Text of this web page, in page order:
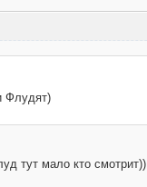
Флудят)
тут мало кто